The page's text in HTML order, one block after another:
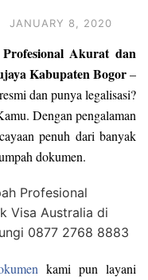
JANUARY 8, 2020
Akurat dan
Kabupaten Bogor–
dan punya legalisasi?
Dengan pengalaman
penuh dari banyak
dokumen.
kami pun layani